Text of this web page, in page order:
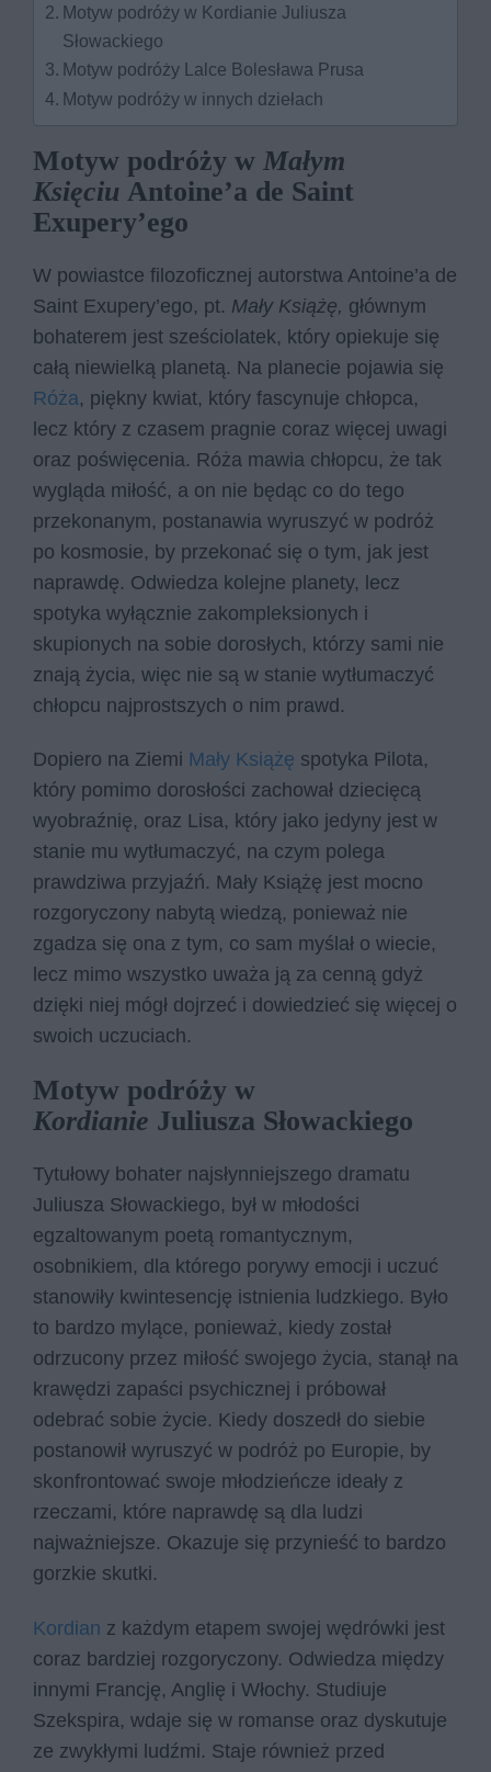
Motyw podróży w Kordianie Juliusza
Słowackiego
Motyw podróży Lalce Bolesława Prusa
Motyw podróży w innych dziełach
Motyw podróży w Małym
Księciu Antoine’a de Saint
Exupery’ego
W powiastce filozoficznej autorstwa Antoine’a de
Saint Exupery’ego, pt. Mały Książę, głównym
bohaterem jest sześciolatek, który opiekuje się
całą niewielką planetą. Na planecie pojawia się
Róża, piękny kwiat, który fascynuje chłopca,
lecz który z czasem pragnie coraz więcej uwagi
oraz poświęcenia. Róża mawia chłopcu, że tak
wygląda miłość, a on nie będąc co do tego
przekonanym, postanawia wyruszyć w podróż
po kosmosie, by przekonać się o tym, jak jest
naprawdę. Odwiedza kolejne planety, lecz
spotyka wyłącznie zakompleksionych i
skupionych na sobie dorosłych, którzy sami nie
znają życia, więc nie są w stanie wytłumaczyć
chłopcu najprostszych o nim prawd.
Dopiero na Ziemi Mały Książę spotyka Pilota,
który pomimo dorosłości zachował dziecięcą
wyobraźnię, oraz Lisa, który jako jedyny jest w
stanie mu wytłumaczyć, na czym polega
prawdziwa przyjaźń. Mały Książę jest mocno
rozgoryczony nabytą wiedzą, ponieważ nie
zgadza się ona z tym, co sam myślał o wiecie,
lecz mimo wszystko uważa ją za cenną gdyż
dzięki niej mógł dojrzeć i dowiedzieć się więcej o
swoich uczuciach.
Motyw podróży w
Kordianie Juliusza Słowackiego
Tytułowy bohater najsłynniejszego dramatu
Juliusza Słowackiego, był w młodości
egzaltowanym poetą romantycznym,
osobnikiem, dla którego porywy emocji i uczuć
stanowiły kwintesencję istnienia ludzkiego. Było
to bardzo mylące, ponieważ, kiedy został
odrzucony przez miłość swojego życia, stanął na
krawędzi zapaści psychicznej i próbował
odebrać sobie życie. Kiedy doszedł do siebie
postanowił wyruszyć w podróż po Europie, by
skonfrontować swoje młodzieńcze ideały z
rzeczami, które naprawdę są dla ludzi
najważniejsze. Okazuje się przynieść to bardzo
gorzkie skutki.
Kordian z każdym etapem swojej wędrówki jest
coraz bardziej rozgoryczony. Odwiedza między
innymi Francję, Anglię i Włochy. Studiuje
Szekspira, wdaje się w romanse oraz dyskutuje
ze zwykłymi ludźmi. Staje również przed